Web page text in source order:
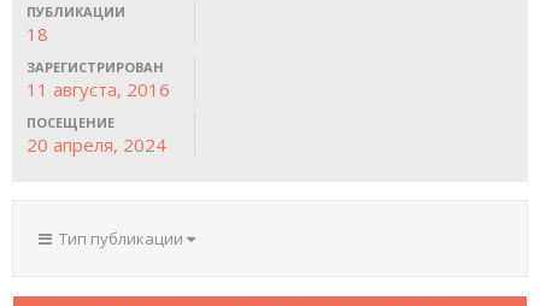
ПУБЛИКАЦИИ
18
ЗАРЕГИСТРИРОВАН
11 августа, 2016
ПОСЕЩЕНИЕ
20 апреля, 2024
Тип публикации